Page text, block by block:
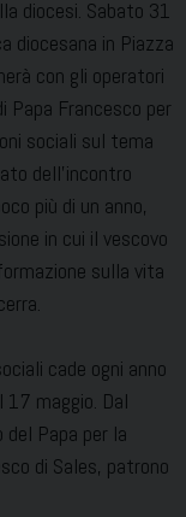
diocesi. Sabato 31
diocesana in Piazza
con gli operatori
Papa Francesco per
sociali sul tema
dell’incontro
più di un anno,
in cui il vescovo
sulla vita
cade ogni anno
17 maggio. Dal
Papa per la
di Sales, patrono